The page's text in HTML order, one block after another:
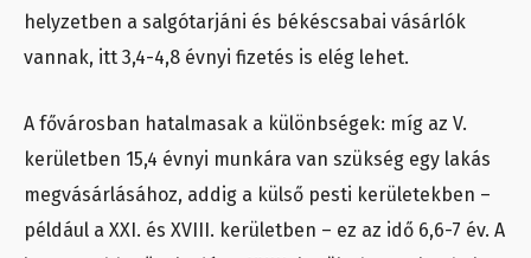
helyzetben a salgótarjáni és békéscsabai vásárlók
vannak, itt 3,4-4,8 évnyi fizetés is elég lehet.
A fővárosban hatalmasak a különbségek: míg az V.
kerületben 15,4 évnyi munkára van szükség egy lakás
megvásárlásához, addig a külső pesti kerületekben –
például a XXI. és XVIII. kerületben – ez az idő 6,6-7 év. A